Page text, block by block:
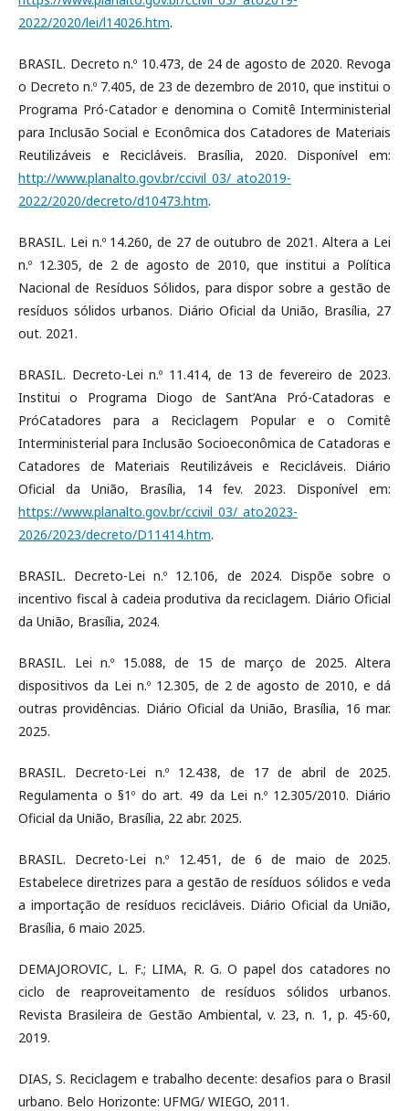
2022/2020/lei/l14026.htm.
BRASIL. Decreto n.º 10.473, de 24 de agosto de 2020. Revoga
o Decreto n.º 7.405, de 23 de dezembro de 2010, que institui o
Programa Pró-Catador e denomina o Comitê Interministerial
para Inclusão Social e Econômica dos Catadores de Materiais
Reutilizáveis e Recicláveis. Brasília, 2020. Disponível em:
http://www.planalto.gov.br/ccivil_03/_ato2019-
2022/2020/decreto/d10473.htm.
BRASIL. Lei n.º 14.260, de 27 de outubro de 2021. Altera a Lei
n.º 12.305, de 2 de agosto de 2010, que institui a Política
Nacional de Resíduos Sólidos, para dispor sobre a gestão de
resíduos sólidos urbanos. Diário Oficial da União, Brasília, 27
out. 2021.
BRASIL. Decreto-Lei n.º 11.414, de 13 de fevereiro de 2023.
Institui o Programa Diogo de Sant’Ana Pró-Catadoras e
PróCatadores para a Reciclagem Popular e o Comitê
Interministerial para Inclusão Socioeconômica de Catadoras e
Catadores de Materiais Reutilizáveis e Recicláveis. Diário
Oficial da União, Brasília, 14 fev. 2023. Disponível em:
https://www.planalto.gov.br/ccivil_03/_ato2023-
2026/2023/decreto/D11414.htm.
BRASIL. Decreto-Lei n.º 12.106, de 2024. Dispõe sobre o
incentivo fiscal à cadeia produtiva da reciclagem. Diário Oficial
da União, Brasília, 2024.
BRASIL. Lei n.º 15.088, de 15 de março de 2025. Altera
dispositivos da Lei n.º 12.305, de 2 de agosto de 2010, e dá
outras providências. Diário Oficial da União, Brasília, 16 mar.
2025.
BRASIL. Decreto-Lei n.º 12.438, de 17 de abril de 2025.
Regulamenta o §1º do art. 49 da Lei n.º 12.305/2010. Diário
Oficial da União, Brasília, 22 abr. 2025.
BRASIL. Decreto-Lei n.º 12.451, de 6 de maio de 2025.
Estabelece diretrizes para a gestão de resíduos sólidos e veda
a importação de resíduos recicláveis. Diário Oficial da União,
Brasília, 6 maio 2025.
DEMAJOROVIC, L. F.; LIMA, R. G. O papel dos catadores no
ciclo de reaproveitamento de resíduos sólidos urbanos.
Revista Brasileira de Gestão Ambiental, v. 23, n. 1, p. 45-60,
2019.
DIAS, S. Reciclagem e trabalho decente: desafios para o Brasil
urbano. Belo Horizonte: UFMG/ WIEGO, 2011.